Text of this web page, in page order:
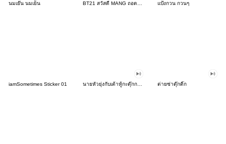
นมเย๊น นมเย็น แป้งกวน กวนๆ
iamSometimes Sticker 01 ต่ายซ่าดุ๊กดิ๊ก